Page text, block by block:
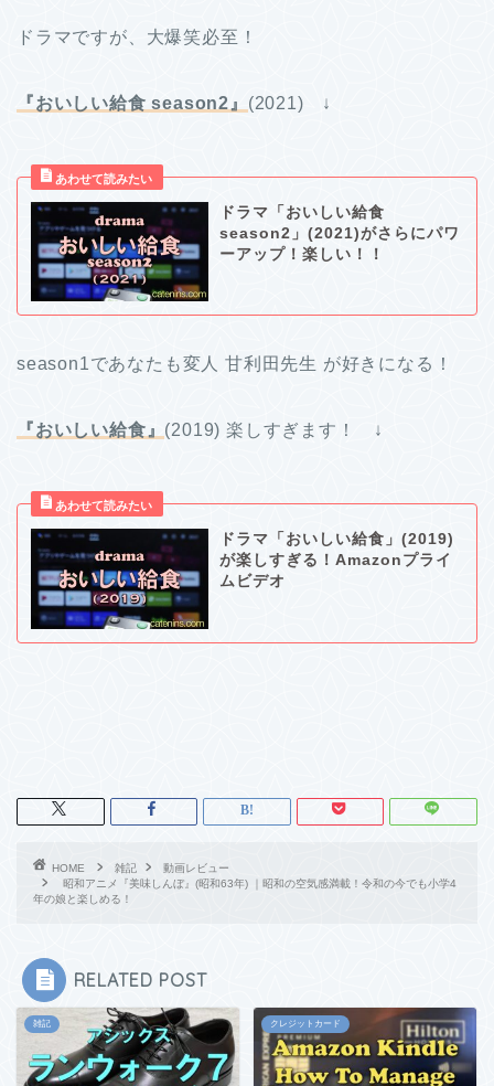
ドラマですが、大爆笑必至！
『おいしい給食 season2』 (2021) ↓
ドラマ「おいしい給食
season2」(2021)がさらにパワ
ーアップ！楽しい！！
season1であなたも変人 甘利田先生 が好きになる！
『おいしい給食』 (2019) 楽しすぎます！ ↓
ドラマ「おいしい給食」(2019)
が楽しすぎる！Amazonプライ
ムビデオ
HOME 雑記
動画レビュー
昭和アニメ『美味しんぼ』(昭和63年) ｜昭和の空気感満載！令和の今でも小学4
年の娘と楽しめる！
RELATED POST
雑記 クレジットカード